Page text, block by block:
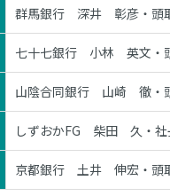
群馬銀行 深井 彰彦・頭
七十七銀行 小林 英文・
山陰合同銀行 山崎 徹・
しずおかFG 柴田 久・社
京都銀行 土井 伸宏・頭